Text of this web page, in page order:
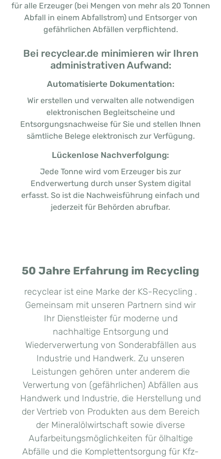
für alle Erzeuger (bei Mengen von mehr als 20 Tonnen
Abfall in einem Abfallstrom) und Entsorger von
gefährlichen Abfällen verpflichtend.
Bei recyclear.de minimieren wir Ihren
administrativen Aufwand:
Automatisierte Dokumentation:
Wir erstellen und verwalten alle notwendigen
elektronischen Begleitscheine und
Entsorgungsnachweise für Sie und stellen Ihnen
sämtliche Belege elektronisch zur Verfügung.
Lückenlose Nachverfolgung:
Jede Tonne wird vom Erzeuger bis zur
Endverwertung durch unser System digital
erfasst. So ist die Nachweisführung einfach und
jederzeit für Behörden abrufbar.
50 Jahre Erfahrung im Recycling
recyclear ist eine Marke der KS-Recycling .
Gemeinsam mit unseren Partnern sind wir
Ihr Dienstleister für moderne und
nachhaltige Entsorgung und
Wiederverwertung von Sonderabfällen aus
Industrie und Handwerk. Zu unseren
Leistungen gehören unter anderem die
Verwertung von (gefährlichen) Abfällen aus
Handwerk und Industrie, die Herstellung und
der Vertrieb von Produkten aus dem Bereich
der Mineralölwirtschaft sowie diverse
Aufarbeitungsmöglichkeiten für ölhaltige
Abfälle und die Komplettentsorgung für Kfz-